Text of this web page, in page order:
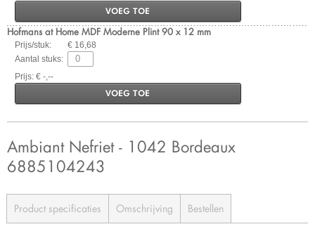
VOEG TOE
Hofmans at Home MDF Moderne Plint 90 x 12 mm
Prijs/stuk:
€ 16,68
Aantal stuks:
Prijs: € -,--
VOEG TOE
Ambiant Nefriet - 1042 Bordeaux
6885104243
Product specificaties Omschrijving Bestellen